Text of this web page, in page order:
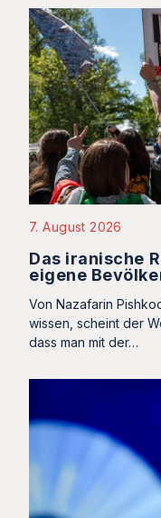
7. August 2026
Das iranische
eigene
Von Nazafarin
wissen, scheint der
dass man mit der…